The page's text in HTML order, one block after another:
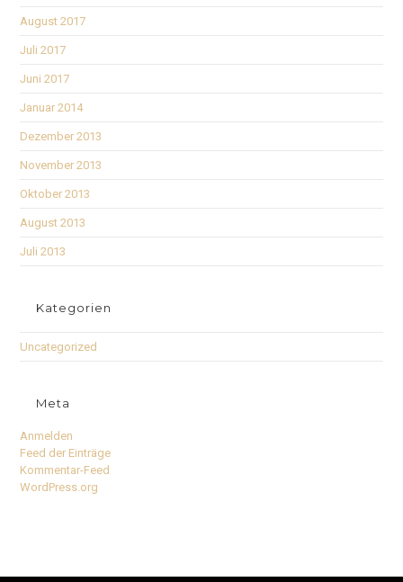
August 2017
Juli 2017
Juni 2017
Januar 2014
Dezember 2013
November 2013
Oktober 2013
August 2013
Juli 2013
Kategorien
Uncategorized
Meta
Anmelden
Feed der Einträge
Kommentar-Feed
WordPress.org